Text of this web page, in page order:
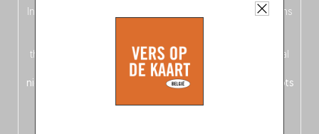
In deze vierde editie van de Belgische Fooding-gids(Frans
thema ‘Nord-Zuid’, waarin Fooding zich afvraagt: welke taal
spreekt de Belgische keuken? Daarnaast ontdek je
nieuwe adressen
in het hele land en 10 bekroonde hotspots